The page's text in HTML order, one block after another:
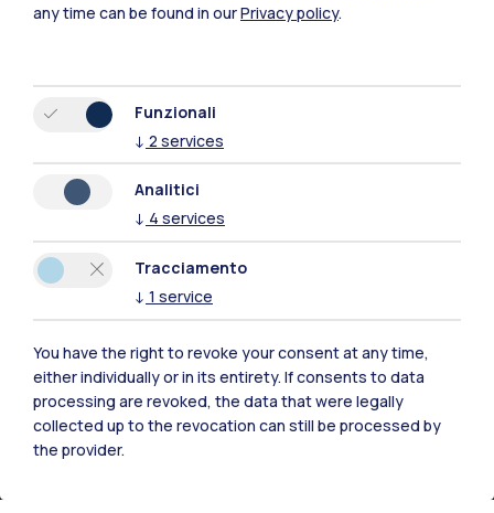
IT EN
Sedi
any time can be found in ourPrivacy policy.
Funzionali
↓ 2 services
Analitici
↓ 4 services
Tracciamento
↓ 1 service
You have the right to revoke your consent at any time,
either individually or in its entirety. If consents to data
processing are revoked, the data that were legally
collected up to the revocation can still be processed by
the provider.